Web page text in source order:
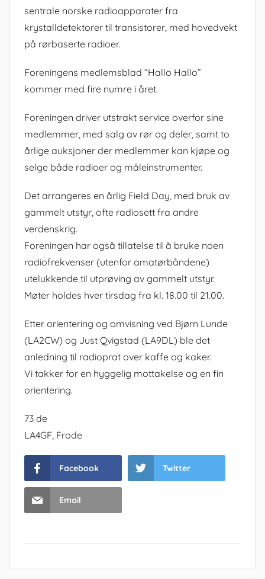
sentrale norske radioapparater fra
krystalldetektorer til transistorer, med hovedvekt
på rørbaserte radioer.
Foreningens medlemsblad “Hallo Hallo”
kommer med fire numre i året.
Foreningen driver utstrakt service overfor sine
medlemmer, med salg av rør og deler, samt to
årlige auksjoner der medlemmer kan kjøpe og
selge både radioer og måleinstrumenter.
Det arrangeres en årlig Field Day, med bruk av
gammelt utstyr, ofte radiosett fra andre
verdenskrig.
Foreningen har også tillatelse til å bruke noen
radiofrekvenser (utenfor amatørbåndene)
utelukkende til utprøving av gammelt utstyr.
Møter holdes hver tirsdag fra kl. 18.00 til 21.00.
Etter orientering og omvisning ved Bjørn Lunde
(LA2CW) og Just Qvigstad (LA9DL) ble det
anledning til radioprat over kaffe og kaker.
Vi takker for en hyggelig mottakelse og en fin
orientering.
73 de
LA4GF, Frode
Facebook Twitter
Email